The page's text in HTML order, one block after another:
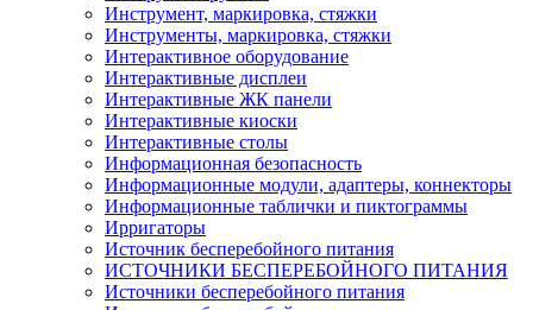
Инструмент, маркировка, стяжки
Инструменты, маркировка, стяжки
Интерактивное оборудование
Интерактивные дисплеи
Интерактивные ЖК панели
Интерактивные киоски
Интерактивные столы
Информационная безопасность
Информационные модули, адаптеры, коннекторы
Информационные таблички и пиктограммы
Ирригаторы
Источник бесперебойного питания
ИСТОЧНИКИ БЕСПЕРЕБОЙНОГО ПИТАНИЯ
Источники бесперебойного питания